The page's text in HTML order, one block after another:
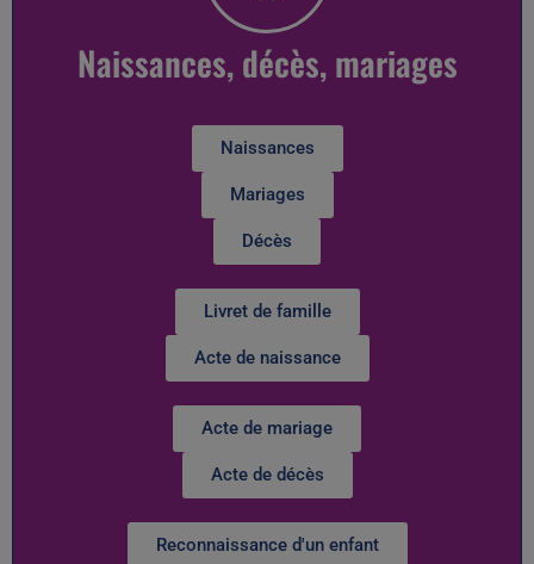
Naissances, décès, mariages
Naissances
Mariages
Décès
Livret de famille
Acte de naissance
Acte de mariage
Acte de décès
Reconnaissance d'un enfant